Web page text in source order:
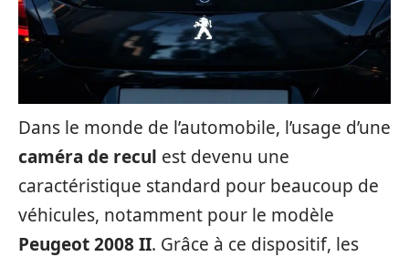
Dans le monde de l’automobile, l’usage d’une
caméra de recul est devenu une
caractéristique standard pour beaucoup de
véhicules, notamment pour le modèle
Peugeot 2008 II. Grâce à ce dispositif, les